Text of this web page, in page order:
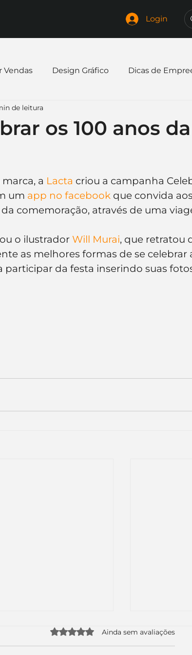
Login
Vendas Design Gráfico Dicas de
Expandir negócio
Papelaria Frases
os 100 anos da
de leitura
a Lacta criou a campanha
um app no facebook que convida
comemoração, através de uma
o ilustrador Will Murai, que retratou
as melhores formas de se celebrar
participar da festa inserindo suas
Avaliado com 0 de 5 estrelas.
Ainda sem avaliações